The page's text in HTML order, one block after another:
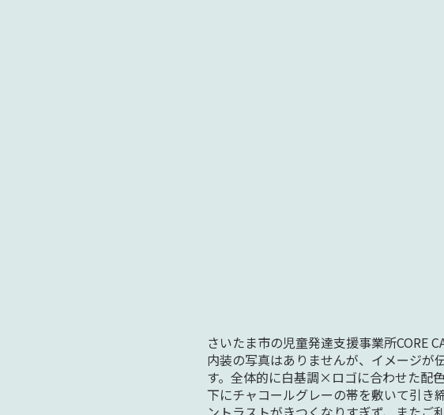
さいたま市の児童発達支援事業所CORE
内装の写真はありませんが、イメージが
す。全体的に白基調×ロゴに合わせた配
下にチャコールグレーの帯を敷いて引き